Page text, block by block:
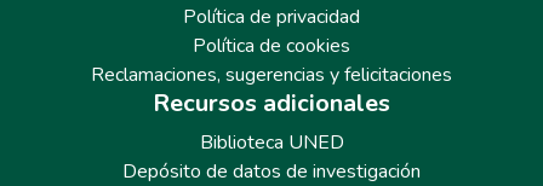
Política de privacidad
Política de cookies
Reclamaciones, sugerencias y felicitaciones
Recursos adicionales
Biblioteca UNED
Depósito de datos de investigación